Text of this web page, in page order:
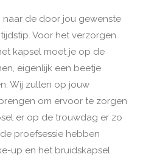
de door jou gewenste
Voor het verzorgen
kapsel moet je op de
eigenlijk een beetje
Wij zullen op jouw
om ervoor te zorgen
er op de trouwdag er zo
proefsessie hebben
up en het bruidskapsel